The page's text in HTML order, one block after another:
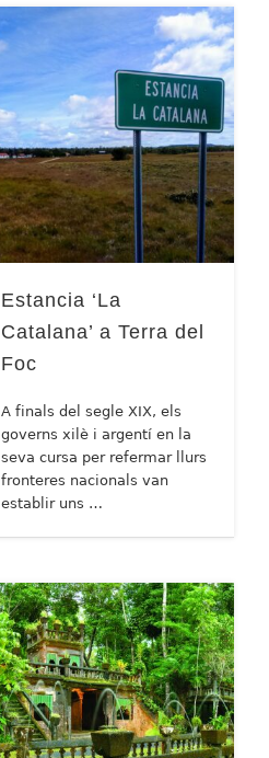
Estancia ‘La
Catalana’ a Terra del
Foc
A finals del segle XIX, els
governs xilè i argentí en la
seva cursa per refermar llurs
fronteres nacionals van
establir uns …